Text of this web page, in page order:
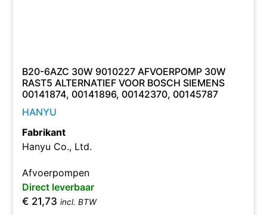
B20-6AZC 30W 9010227 AFVOERPOMP 30W
RAST5 ALTERNATIEF VOOR BOSCH SIEMENS
00141874, 00141896, 00142370, 00145787
HANYU
Fabrikant
Hanyu Co., Ltd.
Afvoerpompen
Direct leverbaar
€ 21,73 incl. BTW